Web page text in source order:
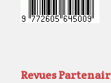
Revues